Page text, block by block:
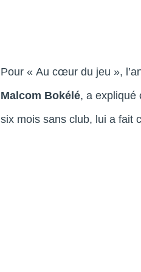
Pour « Au cœur du jeu »,
Malcom Bokélé, a expliqué
six mois sans club, lui a fait